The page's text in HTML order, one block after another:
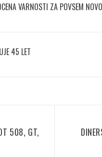
VARNOSTI ZA POVSEM
45 LET
508, GT,